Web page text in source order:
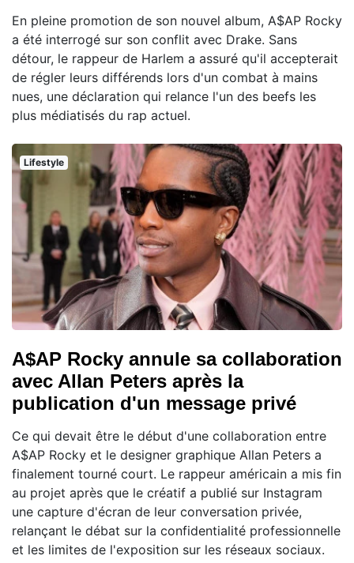
En pleine promotion de son nouvel album, A$AP Rocky
a été interrogé sur son conflit avec Drake. Sans
détour, le rappeur de Harlem a assuré qu'il accepterait
de régler leurs différends lors d'un combat à mains
nues, une déclaration qui relance l'un des beefs les
plus médiatisés du rap actuel.
Lifestyle
A$AP Rocky annule sa collaboration
avec Allan Peters après la
publication d'un message privé
Ce qui devait être le début d'une collaboration entre
A$AP Rocky et le designer graphique Allan Peters a
finalement tourné court. Le rappeur américain a mis fin
au projet après que le créatif a publié sur Instagram
une capture d'écran de leur conversation privée,
relançant le débat sur la confidentialité professionnelle
et les limites de l'exposition sur les réseaux sociaux.